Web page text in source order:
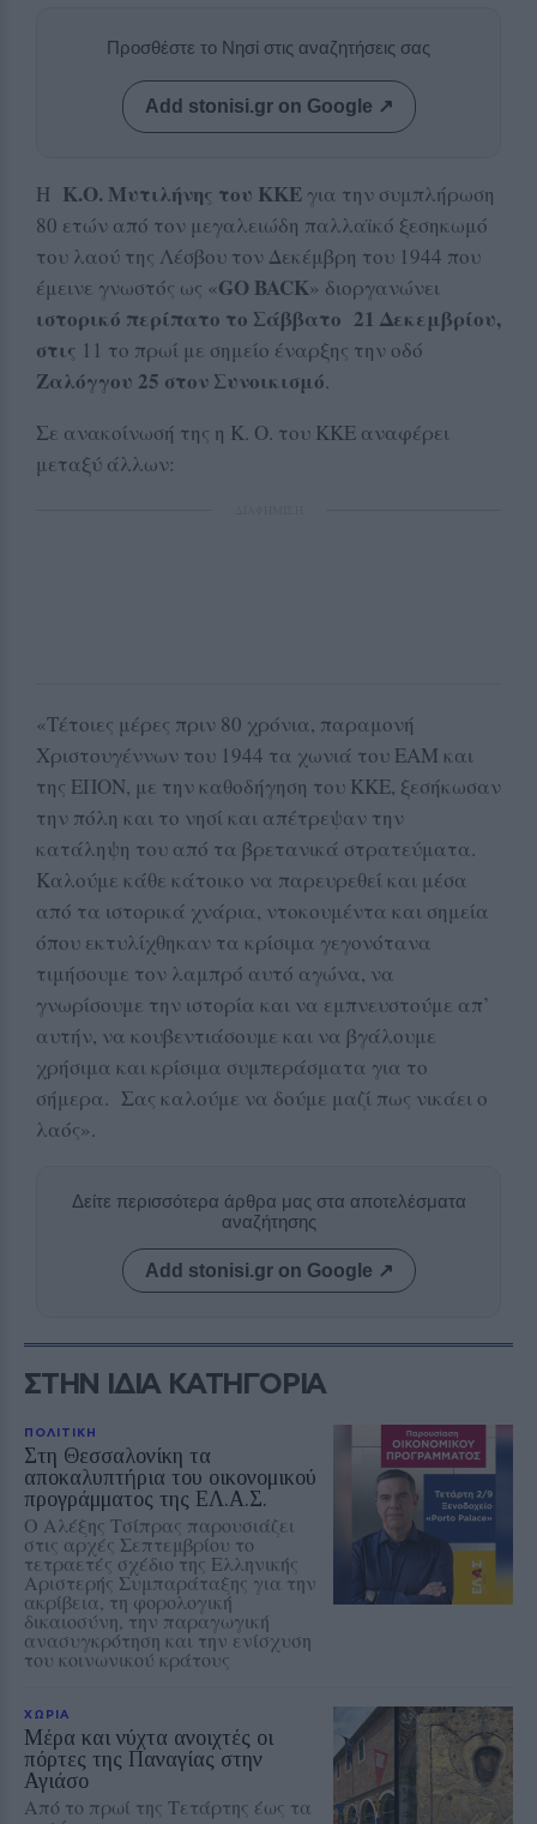
Προσθέστε το Νησί στις αναζητήσεις σας
Add stonisi.gr on Google ↗
Η Κ.Ο. Μυτιλήνης του ΚΚΕ για την συμπλήρωση
80 ετών από τον μεγαλειώδη παλλαϊκό ξεσηκωμό
του λαού της Λέσβου τον Δεκέμβρη του 1944 που
έμεινε γνωστός ως «GO BACK» διοργανώνει
ιστορικό περίπατο το Σάββατο 21 Δεκεμβρίου,
στις 11 το πρωί με σημείο έναρξης την οδό
Ζαλόγγου 25 στον Συνοικισμό.
Σε ανακοίνωσή της η Κ. Ο. του ΚΚΕ αναφέρει
μεταξύ άλλων:
«Τέτοιες μέρες πριν 80 χρόνια, παραμονή
Χριστουγέννων του 1944 τα χωνιά του ΕΑΜ και
της ΕΠΟΝ, με την καθοδήγηση του ΚΚΕ, ξεσήκωσαν
την πόλη και το νησί και απέτρεψαν την
κατάληψη του από τα βρετανικά στρατεύματα.
Καλούμε κάθε κάτοικο να παρευρεθεί και μέσα
από τα ιστορικά χνάρια, ντοκουμέντα και σημεία
όπου εκτυλίχθηκαν τα κρίσιμα γεγονότανα
τιμήσουμε τον λαμπρό αυτό αγώνα, να
γνωρίσουμε την ιστορία και να εμπνευστούμε απ’
αυτήν, να κουβεντιάσουμε και να βγάλουμε
χρήσιμα και κρίσιμα συμπεράσματα για το
σήμερα. Σας καλούμε να δούμε μαζί πως νικάει ο
λαός».
Δείτε περισσότερα άρθρα μας στα αποτελέσματα
αναζήτησης
Add stonisi.gr on Google ↗
ΣΤΗΝ ΙΔΙΑ ΚΑΤΗΓΟΡΙΑ
ΠΟΛΙΤΙΚΗ
Στη Θεσσαλονίκη τα
αποκαλυπτήρια του οικονομικού
προγράμματος της ΕΛ.Α.Σ.
Ο Αλέξης Τσίπρας παρουσιάζει
στις αρχές Σεπτεμβρίου το
τετραετές σχέδιο της Ελληνικής
Αριστερής Συμπαράταξης για την
ακρίβεια, τη φορολογική
δικαιοσύνη, την παραγωγική
ανασυγκρότηση και την ενίσχυση
του κοινωνικού κράτους
ΧΩΡΙΑ
Μέρα και νύχτα ανοιχτές οι
πόρτες της Παναγίας στην
Αγιάσο
Από το πρωί της Τετάρτης έως τα